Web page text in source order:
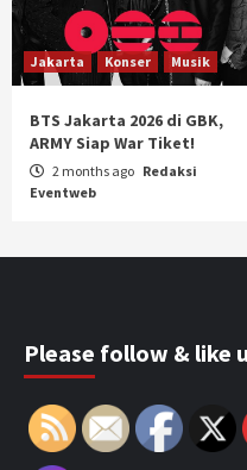
Jakarta Konser Musik
BTS Jakarta 2026 di GBK,
ARMY Siap War Tiket!
2 months ago Redaksi
Eventweb
Please follow & like